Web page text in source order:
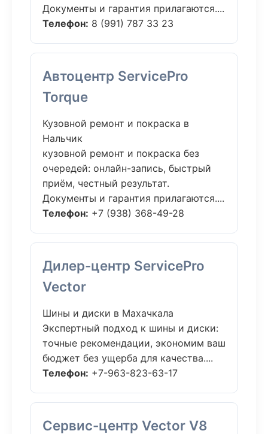
Документы и гарантия прилагаются....
Телефон: 8 (991) 787 33 23
Автоцентр ServicePro
Torque
Кузовной ремонт и покраска в
Нальчик
кузовной ремонт и покраска без
очередей: онлайн-запись, быстрый
приём, честный результат.
Документы и гарантия прилагаются....
Телефон: +7 (938) 368-49-28
Дилер-центр ServicePro
Vector
Шины и диски в Махачкала
Экспертный подход к шины и диски:
точные рекомендации, экономим ваш
бюджет без ущерба для качества....
Телефон: +7-963-823-63-17
Сервис-центр Vector V8